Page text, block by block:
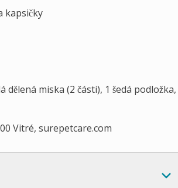
kapsičky
dělená miska (2 části), 1 šedá podložka,
Vitré, surepetcare.com